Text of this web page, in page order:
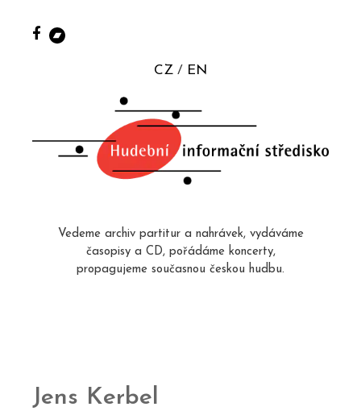
CZ EN
Vedeme archiv partitur a nahrávek, vydáváme
časopisy a CD, pořádáme koncerty,
propagujeme současnou českou hudbu.
Jens Kerbel